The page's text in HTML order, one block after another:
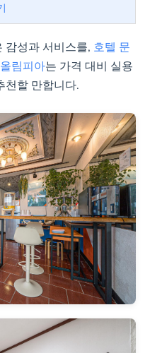
, 공항 접근성, 자동체크
비
작음, 새벽 난방 소음, 주차
림피아
스터미널), 가격 대비 만
본적 청결
후, 도로 소음, 직원 영어
감성과 서비스를, 호텔 문
림피아는 가격 대비 실용
천할 만합니다.